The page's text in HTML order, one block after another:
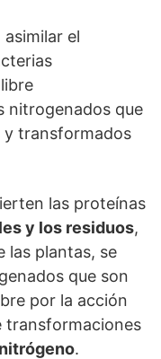
el
nitrogenados que
y transformados
las proteínas
y los residuos,
las plantas, se
que son
por la acción
transformaciones
.